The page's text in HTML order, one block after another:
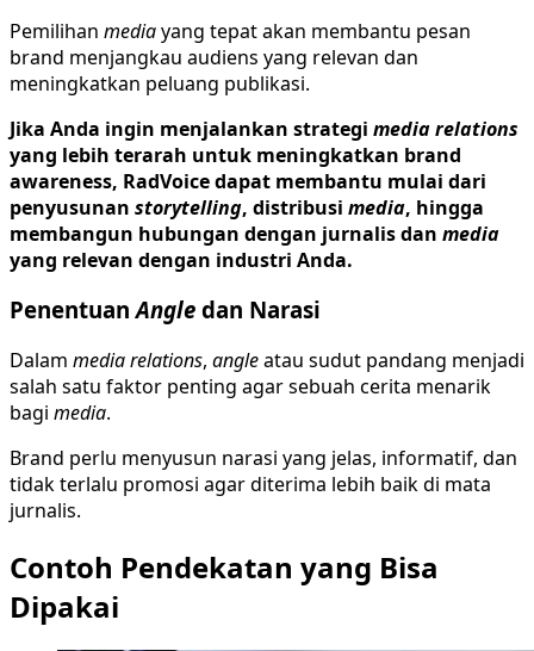
Pemilihan mediayang tepat akan membantu pesan
brand menjangkau audiens yang relevan dan
meningkatkan peluang publikasi.
Jika Anda ingin menjalankan strategi media relations
yang lebih terarah untuk meningkatkan brand
awareness, RadVoice dapat membantu mulai dari
penyusunan storytelling, distribusi media, hingga
membangun hubungan dengan jurnalis dan media
yang relevan dengan industri Anda.
PenentuanAngle dan Narasi
Dalam media relations, angleatau sudut pandang menjadi
salah satu faktor penting agar sebuah cerita menarik
bagi media.
Brand perlu menyusun narasi yang jelas, informatif, dan
tidak terlalu promosi agar diterima lebih baik di mata
jurnalis.
Contoh Pendekatan yang Bisa
Dipakai